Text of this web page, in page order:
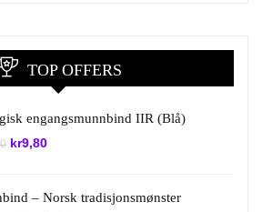
TOP OFFERS
engangsmunnbind IIR (Blå)
Opprinnelig
kr9,80Nåværende
– Norsk tradisjonsmønster